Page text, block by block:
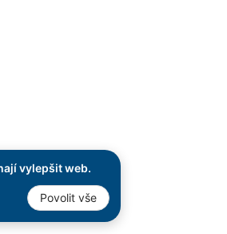
vylepšit web.
Povolit vše